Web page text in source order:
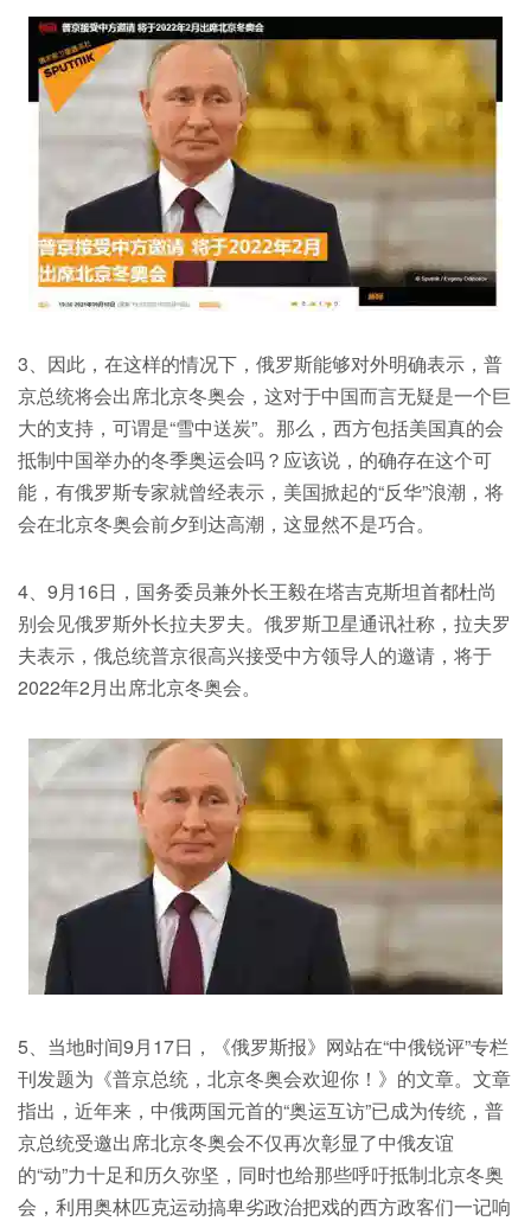
3、因此，在这样的情况下，俄罗斯能够对外明确表示，普
京总统将会出席北京冬奥会，这对于中国而言无疑是一个巨
大的支持，可谓是“雪中送炭”。那么，西方包括美国真的会
抵制中国举办的冬季奥运会吗？应该说，的确存在这个可
能，有俄罗斯专家就曾经表示，美国掀起的“反华”浪潮，将
会在北京冬奥会前夕到达高潮，这显然不是巧合。
4、9月16日，国务委员兼外长王毅在塔吉克斯坦首都杜尚
别会见俄罗斯外长拉夫罗夫。俄罗斯卫星通讯社称，拉夫罗
夫表示，俄总统普京很高兴接受中方领导人的邀请，将于
2022年2月出席北京冬奥会。
5、当地时间9月17日，《俄罗斯报》网站在“中俄锐评”专栏
刊发题为《普京总统，北京冬奥会欢迎你！》的文章。文章
指出，近年来，中俄两国元首的“奥运互访”已成为传统，普
京总统受邀出席北京冬奥会不仅再次彰显了中俄友谊
的“动”力十足和历久弥坚，同时也给那些呼吁抵制北京冬奥
会，利用奥林匹克运动搞卑劣政治把戏的西方政客们一记响